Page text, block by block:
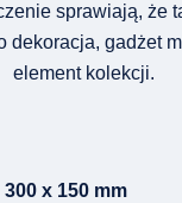
sprawiają, że
dekoracja, gadżet
element kolekcji.
300 x 150 mm